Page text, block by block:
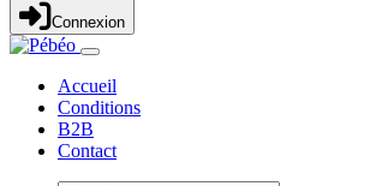
Connexion
Accueil
Conditions
B2B
Contact